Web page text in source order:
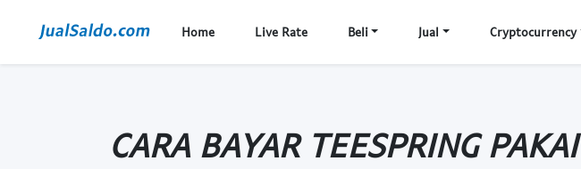
Home Live Rate Beli Jual Cryptocurrency
CARA BAYAR TEESPRING PAKAI